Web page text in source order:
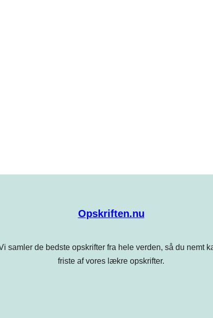
Opskriften.nu
samler de bedste opskrifter fra hele verden, så du
friste af vores lækre opskrifter.